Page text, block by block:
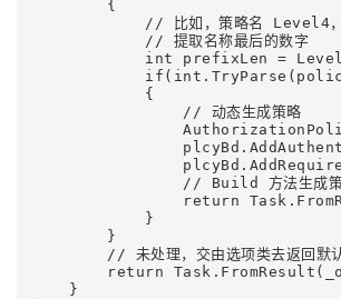
        {
// 比如，策略名 Level4
            // 提取名称最后的数字
int prefixLen =
            {
                // 动态生成策略
// Build 方法生成
return
            }
        }
// 未处理，交由选项类去返回默
return
    }